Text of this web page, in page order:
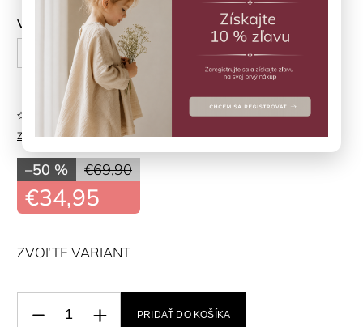
Veľkosť
80 cm
Značka:MINYMO
Neohodnotené
€69,90
–50 %
€34,95
ZVOĽTE VARIANT
PRIDAŤ DO KOŠÍKA